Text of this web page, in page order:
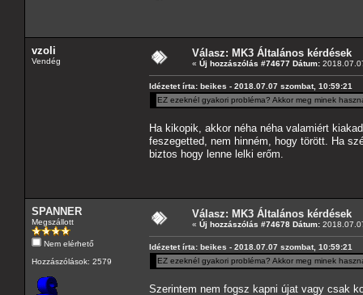
vzoli
Vendég
Válasz: MK3 Általános kérdések
« Új hozzászólás #74677 Dátum:
Idézetet írta: beikes - 2018.07.07 szombat, 10:59:21
EZ ezeknél gyakori probléma? Akkor meg minek
Ha kikopik, akkor néha néha valamiért
feszegetted, nem hinném, hogy törött. Ha
biztos hogy lenne lelki erőm.
SPANNER
Megszállott
Nem elérhető
Hozzászólások: 2579
Válasz: MK3 Általános kérdések
« Új hozzászólás #74678 Dátum:
Idézetet írta: beikes - 2018.07.07 szombat, 10:59:21
EZ ezeknél gyakori probléma? Akkor meg minek
Szerintem nem fogsz kapni újat vagy csak